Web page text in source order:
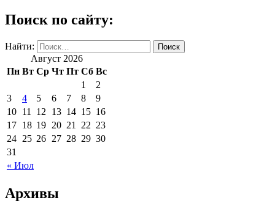
Поиск по сайту:
Найти:
Август 2026
Пн Вт Ср Чт Пт Сб Вс
« Июл
1
2
3
4 5 6 7 8
9
10 11 12 13 14 15 16
17 18 19 20 21 22 23
24 25 26 27 28 29 30
31
Архивы